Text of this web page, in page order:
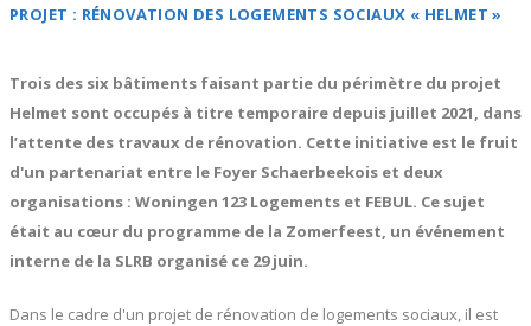
PROJET : RÉNOVATION DES LOGEMENTS SOCIAUX « HELMET »
Trois des six bâtiments faisant partie du périmètre du projet
Helmet sont occupés à titre temporaire depuis juillet 2021, dans
l’attente des travaux de rénovation. Cette initiative est le fruit
d'un partenariat entre le Foyer Schaerbeekois et deux
organisations : Woningen 123 Logements et FEBUL. Ce sujet
était au cœur du programme de la Zomerfeest, un événement
interne de la SLRB organisé ce 29 juin.
Dans le cadre d'un projet de rénovation de logements sociaux, il est